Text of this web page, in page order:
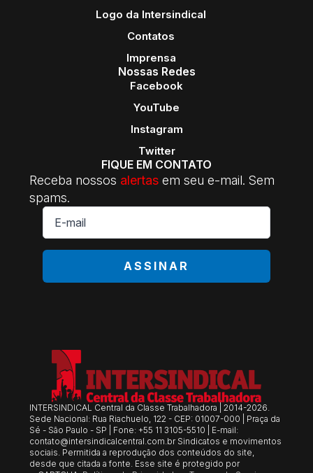
Logo da Intersindical
Contatos
Imprensa
Nossas Redes
Facebook
YouTube
Instagram
Twitter
FIQUE EM CONTATO
Receba nossos alertas em seu e-mail. Sem
spams.
E-
mail
ASSINAR
INTERSINDICAL Central da Classe Trabalhadora | 2014-2026.
Sede Nacional: Rua Riachuelo, 122 - CEP: 01007-000 | Praça da
Sé - São Paulo - SP | Fone: +55 11 3105-5510 | E-mail:
contato@intersindicalcentral.com.br Sindicatos e movimentos
sociais. Permitida a reprodução dos conteúdos do site,
desde que citada a fonte. Esse site é protegido por